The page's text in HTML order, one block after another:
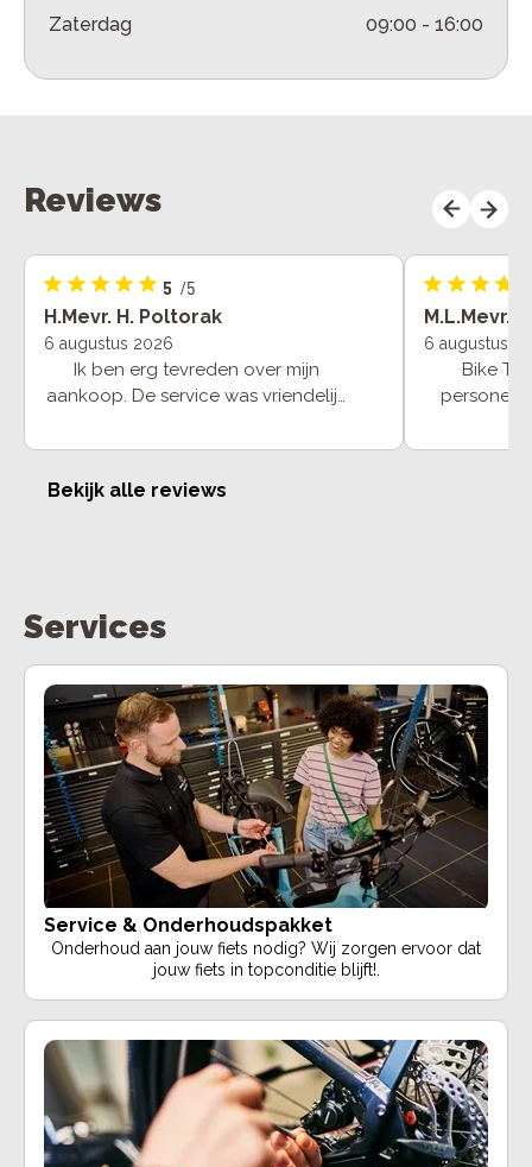
Zaterdag 09:00 - 16:00
Reviews
5 /5
H.Mevr. H. Poltorak
6 augustus 2026
Ik ben erg tevreden over mijn
aankoop. De service was vriendelijk
uitleg over de fiets en al mijn
Bedankt voor de goede service, ik
M.L.Mevr.
6 augustus
Bike
personeel
Bekijk alle reviews
Services
Service & Onderhoudspakket
Onderhoud aan jouw fiets nodig? Wij zorgen ervoor dat
jouw fiets in topconditie blijft!.